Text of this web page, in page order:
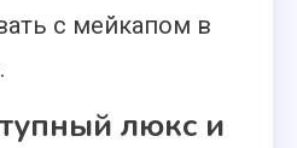
с мейкапом в
люкс и